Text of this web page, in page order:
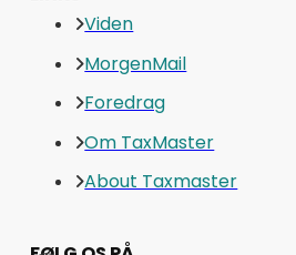
Viden
MorgenMail
Foredrag
Om TaxMaster
About Taxmaster